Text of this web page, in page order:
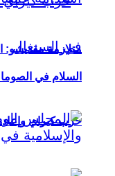
حزب كيراي
السلام في